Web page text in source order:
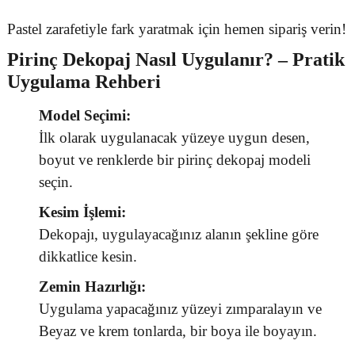
Pastel zarafetiyle fark yaratmak için hemen sipariş verin!
Pirinç Dekopaj Nasıl Uygulanır? – Pratik
Uygulama Rehberi
Model Seçimi:
İlk olarak uygulanacak yüzeye uygun desen,
boyut ve renklerde bir pirinç dekopaj modeli
seçin.
Kesim İşlemi:
Dekopajı, uygulayacağınız alanın şekline göre
dikkatlice kesin.
Zemin Hazırlığı:
Uygulama yapacağınız yüzeyi zımparalayın ve
Beyaz ve krem tonlarda, bir boya ile boyayın.